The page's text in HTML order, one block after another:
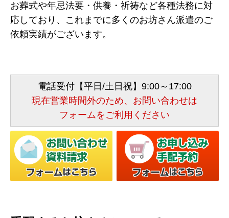
お葬式や年忌法要・供養・祈祷など各種法務に対
応しており、これまでに多くのお坊さん派遣のご
依頼実績がございます。
電話受付【平日/土日祝】9:00～17:00
現在営業時間外のため、お問い合わせは
フォームをご利用ください